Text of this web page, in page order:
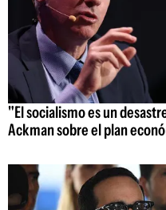
"El socialismo es un
Ackman sobre el plan